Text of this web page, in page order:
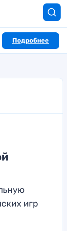
Подробнее
игр